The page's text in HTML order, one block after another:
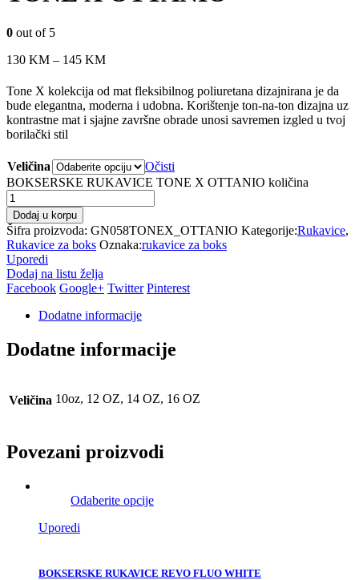
0 out of 5
130 KM – 145 KM
Tone X kolekcija od mat fleksibilnog poliuretana dizajnirana je da
bude elegantna, moderna i udobna. Korištenje ton-na-ton dizajna uz
kontrastne mat i sjajne završne obrade unosi savremen izgled u tvoj
borilački stil
Veličina
Očisti
BOKSERSKE RUKAVICE TONE X OTTANIO količina
Dodaj u korpu
Šifra proizvoda: GN058TONEX_OTTANIO Kategorije:Rukavice,
Rukavice za boks Oznaka:rukavice za boks
Uporedi
Dodaj na listu želja
Facebook Google+ Twitter Pinterest
Dodatne informacije
Dodatne informacije
Veličina 10oz, 12 OZ, 14 OZ, 16 OZ
Povezani proizvodi
Odaberite opcije
Uporedi
BOKSERSKE RUKAVICE REVO FLUO WHITE